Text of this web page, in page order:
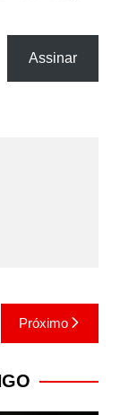
Assinar
Próximo